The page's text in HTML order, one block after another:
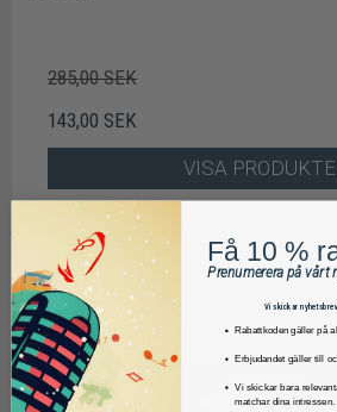
285,00 SEK
143,00 SEK
VISA
Få 10 %
Prenumerera på vårt
Vi skickar
Rabattkoden gäller på
Erbjudandet gäller till
Vi skickar bara
matchar dina intressen.